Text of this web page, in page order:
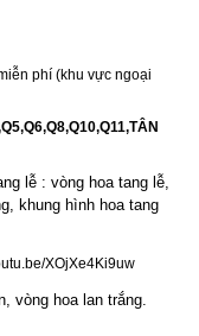
phí (khu vực ngoại
lễ : vòng hoa tang lễ,
, khung hình hoa tang
XOjXe4Ki9uw
vòng hoa lan trắng.